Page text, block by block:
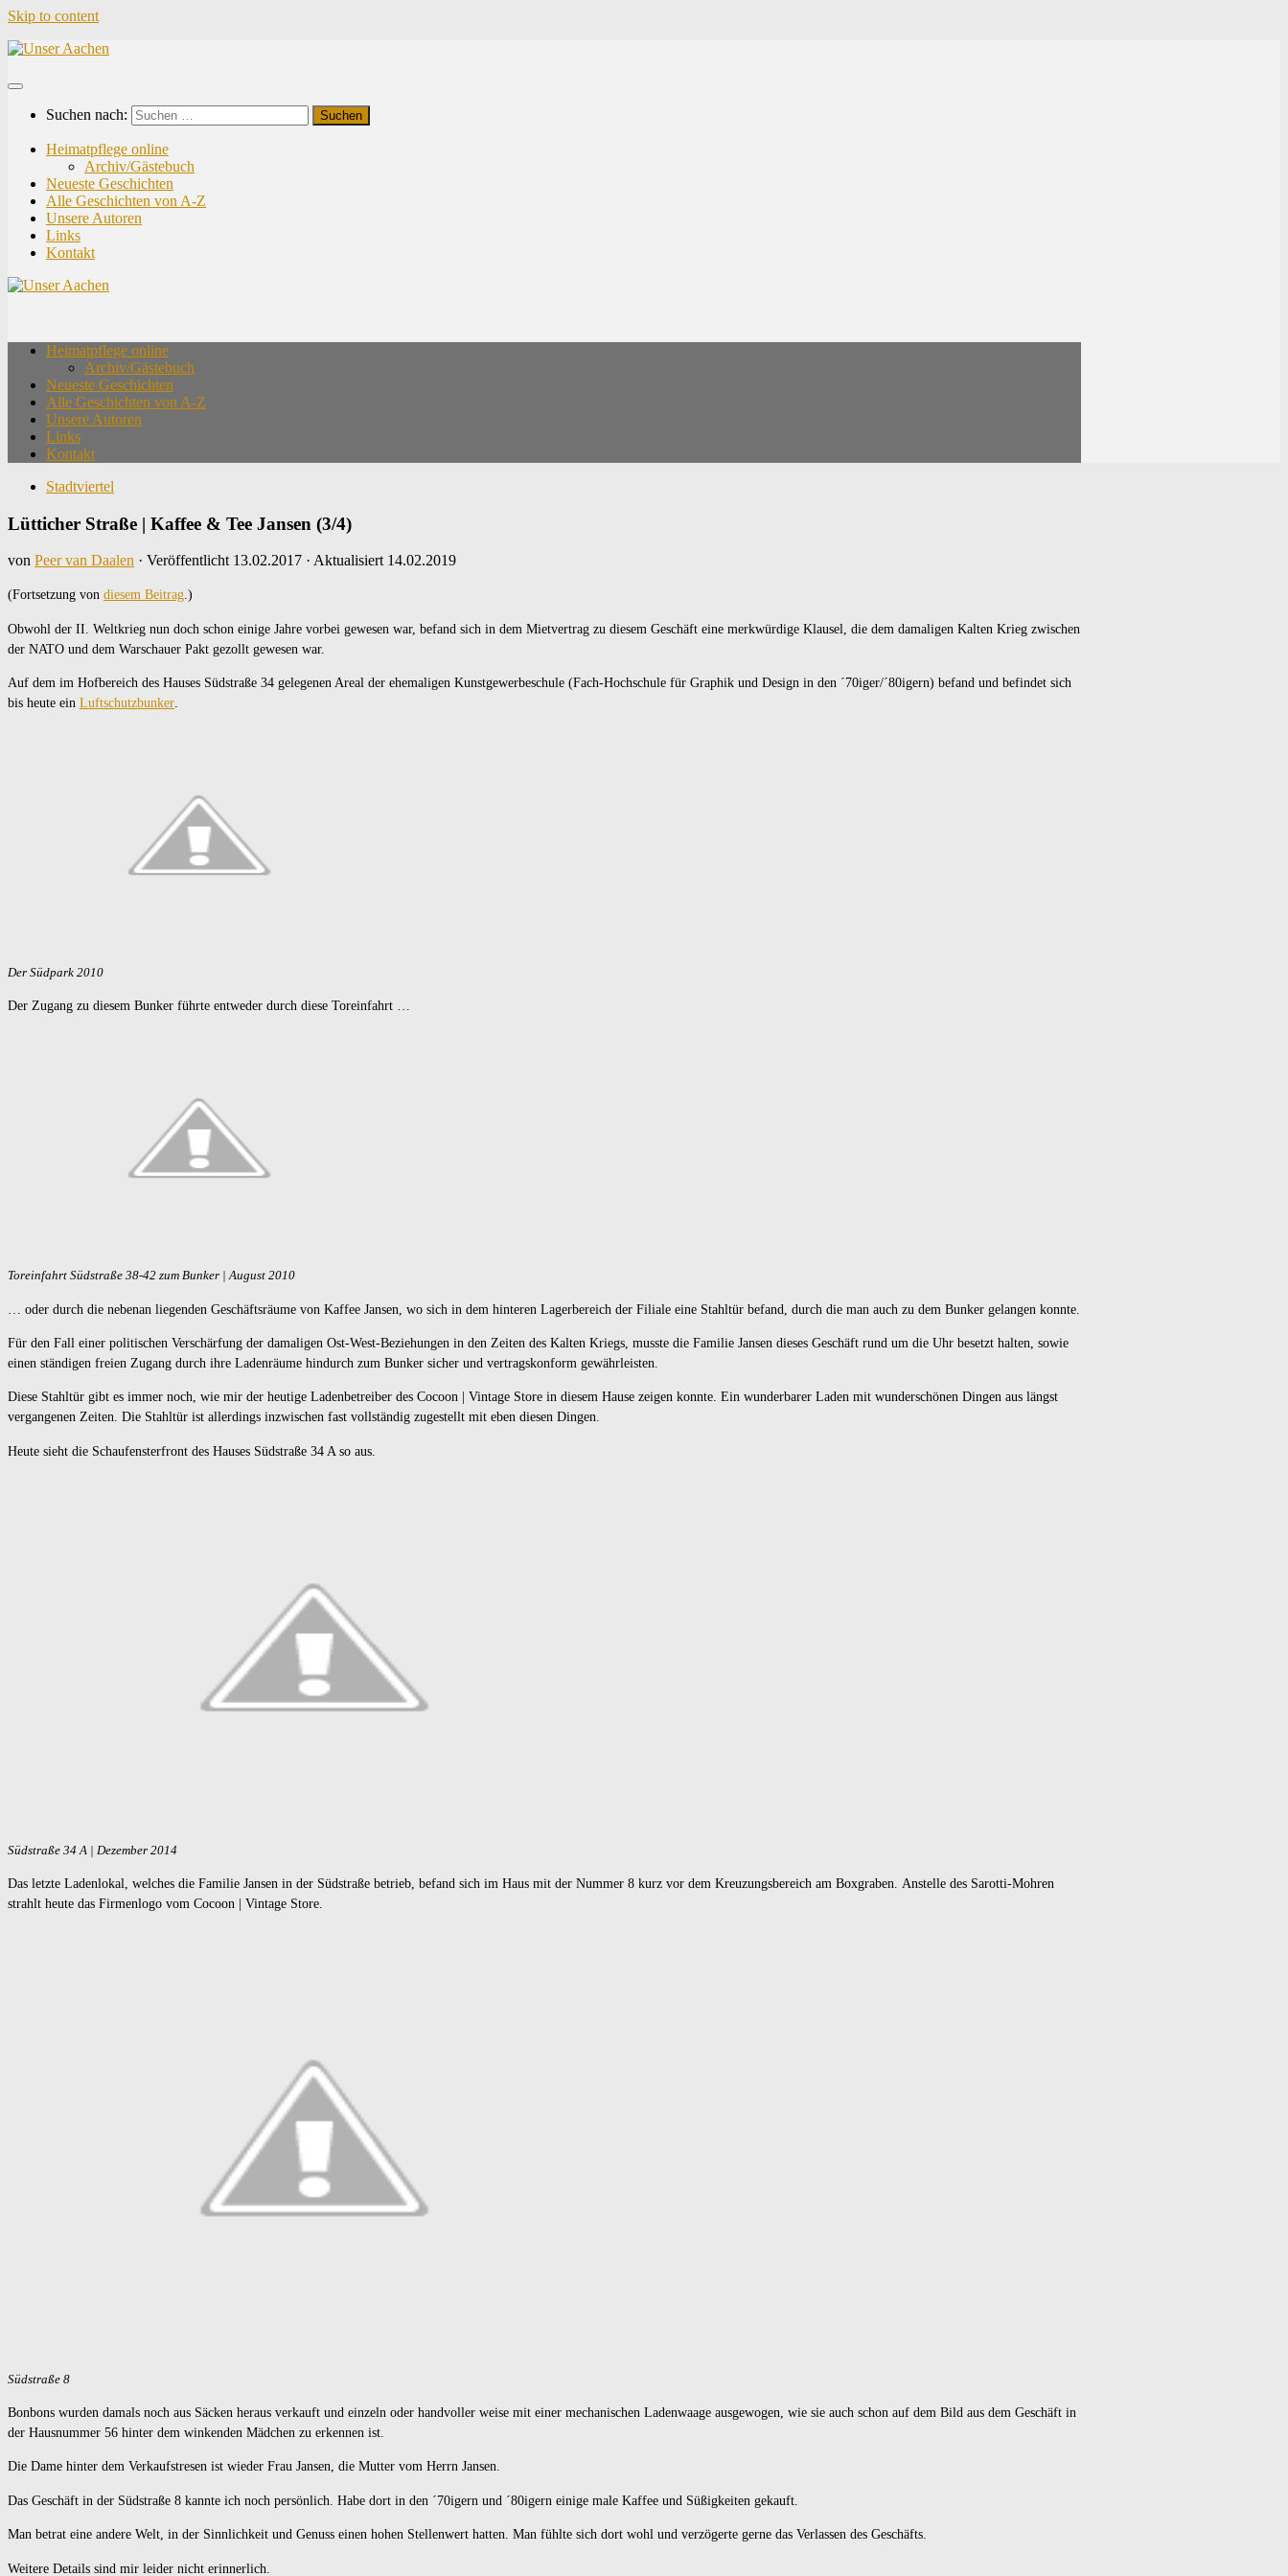
Skip to content
Suchen nach:
Heimatpflege online
Archiv/Gästebuch
Neueste Geschichten
Alle Geschichten von A-Z
Unsere Autoren
Links
Kontakt
Heimatpflege online
Archiv/Gästebuch
Neueste Geschichten
Alle Geschichten von A-Z
Unsere Autoren
Links
Kontakt
Stadtviertel
Lütticher Straße | Kaffee & Tee Jansen (3/4)
von Peer van Daalen · Veröffentlicht 13.02.2017 · Aktualisiert 14.02.2019
(Fortsetzung von diesem Beitrag.)
Obwohl der II. Weltkrieg nun doch schon einige Jahre vorbei gewesen war, befand sich in dem Mietvertrag zu diesem Geschäft eine merkwürdige Klausel, die dem damaligen Kalten Krieg zwischen
der NATO und dem Warschauer Pakt gezollt gewesen war.
Auf dem im Hofbereich des Hauses Südstraße 34 gelegenen Areal der ehemaligen Kunstgewerbeschule (Fach-Hochschule für Graphik und Design in den ´70iger/´80igern) befand und befindet sich
bis heute ein Luftschutzbunker.
Der Südpark 2010
Der Zugang zu diesem Bunker führte entweder durch diese Toreinfahrt …
Toreinfahrt Südstraße 38-42 zum Bunker | August 2010
… oder durch die nebenan liegenden Geschäftsräume von Kaffee Jansen, wo sich in dem hinteren Lagerbereich der Filiale eine Stahltür befand, durch die man auch zu dem Bunker gelangen konnte.
Für den Fall einer politischen Verschärfung der damaligen Ost-West-Beziehungen in den Zeiten des Kalten Kriegs, musste die Familie Jansen dieses Geschäft rund um die Uhr besetzt halten, sowie
einen ständigen freien Zugang durch ihre Ladenräume hindurch zum Bunker sicher und vertragskonform gewährleisten.
Diese Stahltür gibt es immer noch, wie mir der heutige Ladenbetreiber des Cocoon | Vintage Store in diesem Hause zeigen konnte. Ein wunderbarer Laden mit wunderschönen Dingen aus längst
vergangenen Zeiten. Die Stahltür ist allerdings inzwischen fast vollständig zugestellt mit eben diesen Dingen.
Heute sieht die Schaufensterfront des Hauses Südstraße 34 A so aus.
Südstraße 34 A | Dezember 2014
Das letzte Ladenlokal, welches die Familie Jansen in der Südstraße betrieb, befand sich im Haus mit der Nummer 8 kurz vor dem Kreuzungsbereich am Boxgraben. Anstelle des Sarotti-Mohren
strahlt heute das Firmenlogo vom Cocoon | Vintage Store
Südstraße 8
Bonbons wurden damals noch aus Säcken heraus verkauft und einzeln oder handvoller weise mit einer mechanischen Ladenwaage ausgewogen, wie sie auch schon auf dem Bild aus dem Geschäft in
der Hausnummer 56 hinter dem winkenden Mädchen zu erkennen ist.
Die Dame hinter dem Verkaufstresen ist wieder Frau Jansen, die Mutter vom Herrn Jansen.
Das Geschäft in der Südstraße 8 kannte ich noch persönlich. Habe dort in den ´70igern und ´80igern einige male Kaffee und Süßigkeiten gekauft.
Man betrat eine andere Welt, in der Sinnlichkeit und Genuss einen hohen Stellenwert hatten. Man fühlte sich dort wohl und verzögerte gerne das Verlassen des Geschäfts.
Weitere Details sind mir leider nicht erinnerlich.